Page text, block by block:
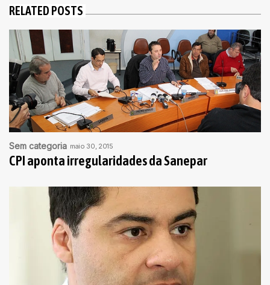
RELATED POSTS
Sem categoria maio 30, 2015
CPI aponta irregularidades da Sanepar